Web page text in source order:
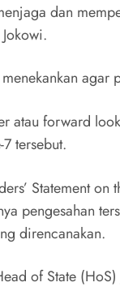
dan
forward
tersebut.
Statement
pengesahan
direncanakan.
of State